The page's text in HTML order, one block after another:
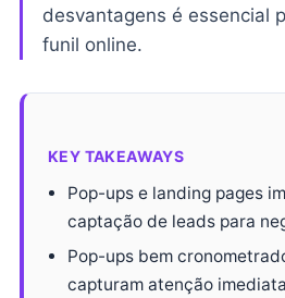
desvantagens é essencial
funil online.
KEY TAKEAWAYS
Pop-ups e landing pages
captação de leads para
Pop-ups bem
capturam atenção